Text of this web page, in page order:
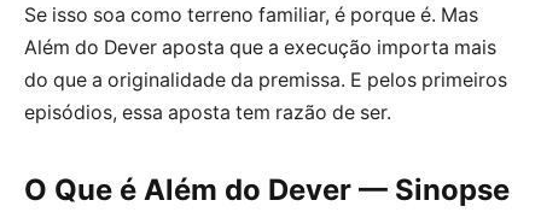
Se isso soa como terreno familiar, é porque é. Mas
Além do Dever aposta que a execução importa mais
do que a originalidade da premissa. E pelos primeiros
episódios, essa aposta tem razão de ser.
O Que é Além do Dever — Sinopse